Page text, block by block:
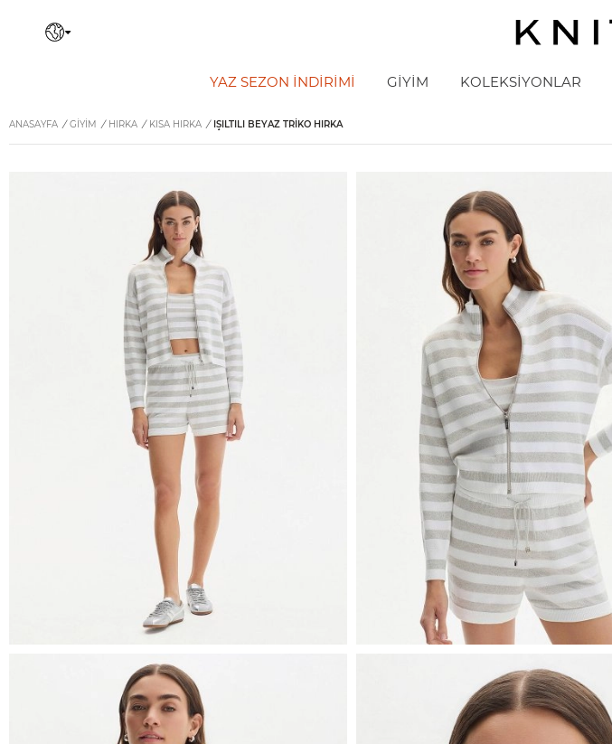
YAZ SEZON İNDIRIMI GİYİM KOLEKSİYONLAR
ANASAYFA / GİYİM / HIRKA / KISA HIRKA / IŞILTILI BEYAZ TRIKO HIRKA